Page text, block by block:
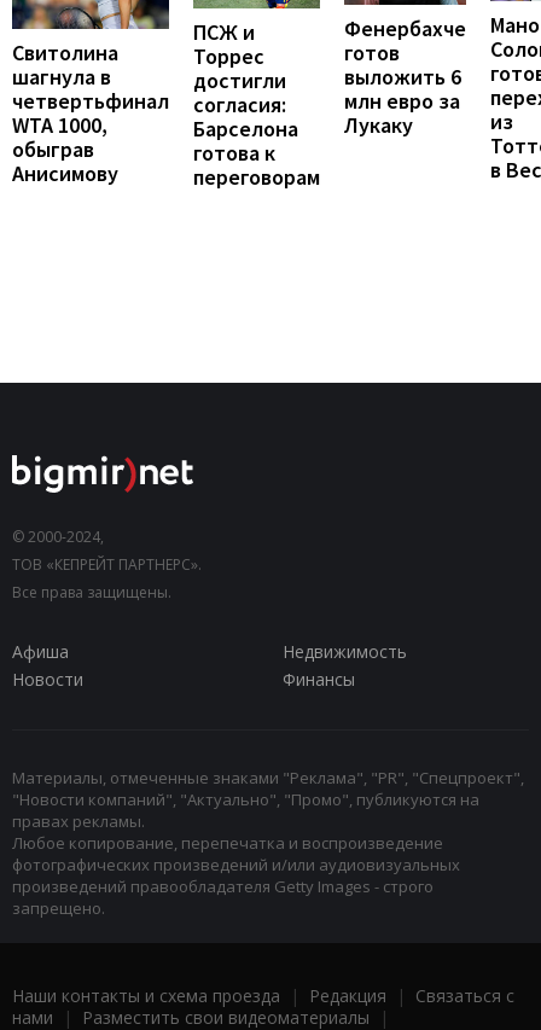
Свитолина
шагнула в
четвертьфинал
WTA 1000,
обыграв
Анисимову
ПСЖ и
Торрес
достигли
согласия:
Барселона
готова к
переговорам
Фенербахче
готов
выложить 6
млн евро за
Лукаку
из
в
© 2000-2024,
ТОВ «КЕПРЕЙТ ПАРТНЕРС».
Все права защищены.
Афиша
Недвижимость
Новости
Финансы
Материалы, отмеченные знаками "Реклама", "PR", "Спецпроект",
"Новости компаний", "Актуально", "Промо", публикуются на
правах рекламы.
Любое копирование, перепечатка и воспроизведение
фотографических произведений и/или аудиовизуальных
произведений правообладателя Getty Images - строго
запрещено.
Наши контакты и схема проезда | Редакция | Связаться с
нами | Разместить свои видеоматериалы |